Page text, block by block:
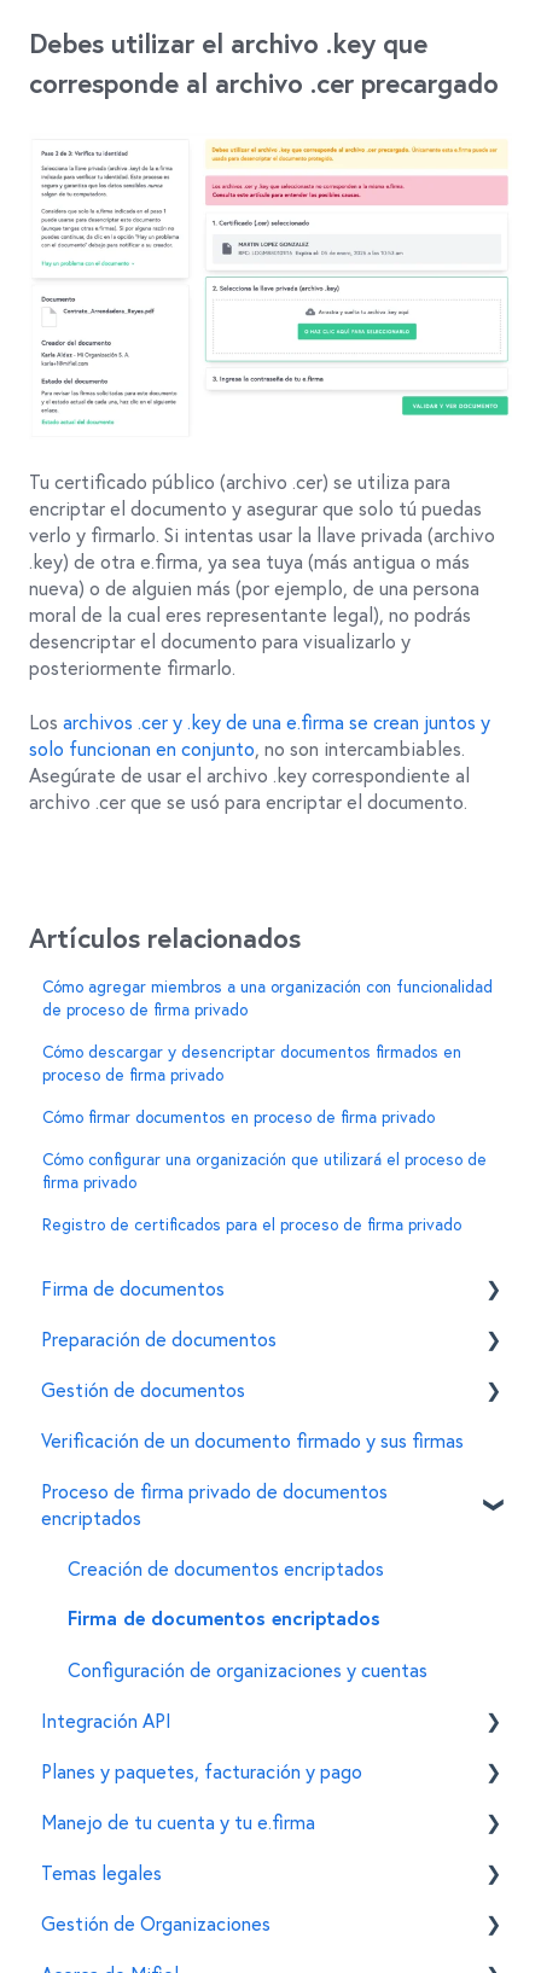
Debes utilizar el archivo .key que
corresponde al archivo .cer precargado
Tu certificado público (archivo .cer) se utiliza para
encriptar el documento y asegurar que solo tú puedas
verlo y firmarlo. Si intentas usar la llave privada (archivo
.key) de otra e.firma, ya sea tuya (más antigua o más
nueva) o de alguien más (por ejemplo, de una persona
moral de la cual eres representante legal), no podrás
desencriptar el documento para visualizarlo y
posteriormente firmarlo.
Los archivos .cer y .key de una e.firma se crean juntos y
solo funcionan en conjunto, no son intercambiables.
Asegúrate de usar el archivo .key correspondiente al
archivo .cer que se usó para encriptar el documento.
Artículos relacionados
Cómo agregar miembros a una organización con funcionalidad
de proceso de firma privado
Cómo descargar y desencriptar documentos firmados en
proceso de firma privado
Cómo firmar documentos en proceso de firma privado
Cómo configurar una organización que utilizará el proceso de
firma privado
Registro de certificados para el proceso de firma privado
Firma de documentos
Cómo firmar un documento usando la e.firma en
Preparación de documentos
Invitar firmantes
Personalizar características de un documento
Gestión de documentos
General
Para administradores de documentos
Verificación de un documento firmado y sus firmas
Proceso de firma privado de documentos
encriptados
Creación de documentos encriptados
Firma de documentos encriptados
Configuración de organizaciones y cuentas
Integración API
General
Personalizaciones en el widget de firma
Funciones adicionales
Planes y paquetes, facturación y pago
Funcionalidades
Esquema de precios
Proceso de compra
Manejo de tu cuenta y tu e.firma
Tu cuenta de Mifiel
Funcionalidades para firmantes
Temas legales
Normatividad de la firma electrónica
Gestión de Organizaciones